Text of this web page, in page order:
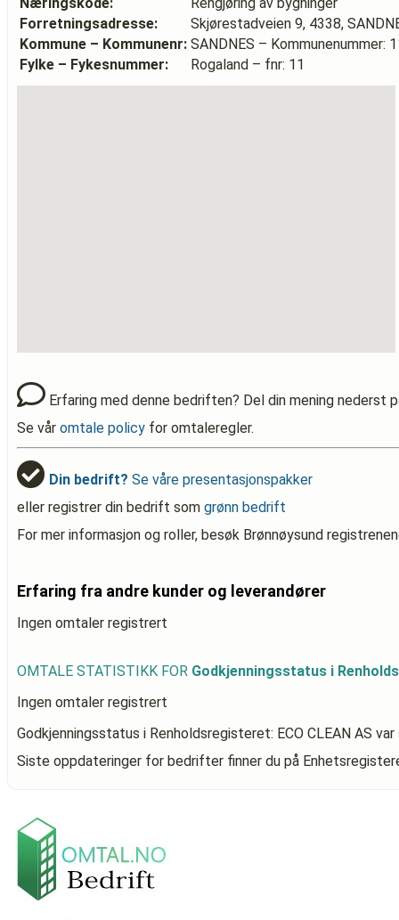
Forretningsadresse:
Skjørestadveien 9, 4338,
Kommune – Kommunenr: SANDNES – Kommunenummer:
Fylke – Fykesnummer:
Rogaland – fnr: 11
Erfaring med denne bedriften? Del din mening nederst
Se vår omtale policy for omtaleregler.
Din bedrift? Se våre presentasjonspakker
eller registrer din bedrift som grønn bedrift
For mer informasjon og roller, besøk Brønnøysund
Erfaring fra andre kunder og leverandører
Ingen omtaler registrert
OMTALE STATISTIKK FOR Godkjenningsstatus i
Ingen omtaler registrert
Godkjenningsstatus i Renholdsregisteret: ECO CLEAN AS
Siste oppdateringer for bedrifter finner du på